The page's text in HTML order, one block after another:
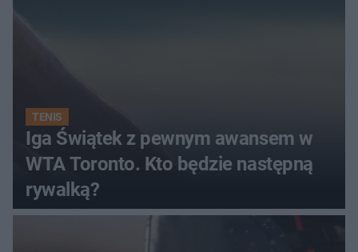
TENIS
Iga Świątek z pewnym awansem w
WTA Toronto. Kto będzie następną
rywalką?